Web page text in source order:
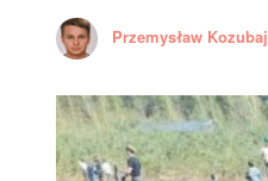
Przemysław Kozubaj